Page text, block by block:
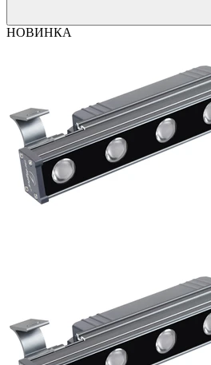
НОВИНКА